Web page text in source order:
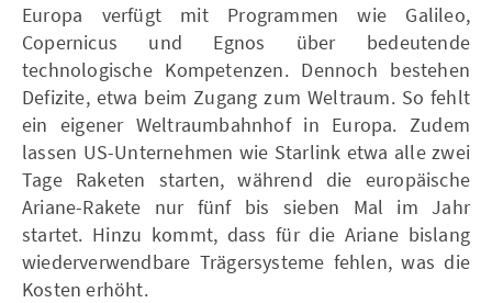
Europa verfügt mit Programmen wie Galileo,
Copernicus und Egnos über bedeutende
technologische Kompetenzen. Dennoch bestehen
Defizite, etwa beim Zugang zum Weltraum. So fehlt
ein eigener Weltraumbahnhof in Europa. Zudem
lassen US-Unternehmen wie Starlink etwa alle zwei
Tage Raketen starten, während die europäische
Ariane-Rakete nur fünf bis sieben Mal im Jahr
startet. Hinzu kommt, dass für die Ariane bislang
wiederverwendbare Trägersysteme fehlen, was die
Kosten erhöht.